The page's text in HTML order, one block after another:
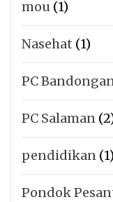
mou (1)
Nasehat (1)
PC
PC Salaman
pendidikan (1)
Pondok